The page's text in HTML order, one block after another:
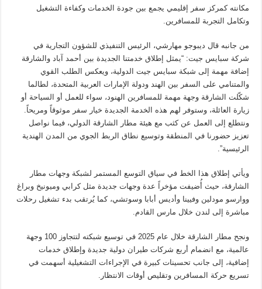
مكانته كمركز سفر إقليمي يجمع بين جودة الخدمات وكفاءة التشغيل
وتكامل التجربة للمسافرين.
من جانبه قال ديبوجو مهارشي، الرئيس التنفيذي للشؤون التجارية في
شركة سبايس جيت: “يمثل إطلاق خدمتنا الجديدة بين أحمد آباد والشارقة
إضافة مهمة إلى شبكة سبايس جيت الدولية، ويعكس الطلب القوي
والمتنامي على السفر بين الهند ودولة الإمارات العربية المتحدة، لطالما
شكّلت الشارقة وجهة مهمة للمسافرين الهنود، سواء للعمل أو السياحة أو
زيارة العائلة، وستوفر لهم هذه الخدمة الجديدة خيار سفر موثوقاً ومريحاً.
ونتطلع إلى العمل عن كثب مع هيئة مطار الشارقة الدولي، فيما نواصل
تعزيز حضورنا في المنطقة وتوسيع نطاق الربط الجوي من المدن الهندية
الرئيسية”.
ويأتي إطلاق هذا الخط في سياق التوسع المستمر لشبكة وجهات مطار
الشارقة، حيث أُضيفت مؤخراً عدة وجهات جديدة مثل كرابي وميونيخ وبراغ
ووارسو مودلين وفيينا وأديس أبابا وسوتشي، كما يُرتقب بدء تشغيل رحلات
مباشرة إلى لندن خلال مارس القادم.
ونجح مطار الشارقة خلال عام 2025 في توسيع شبكته لتتجاوز 100 وجهة
عالمية، مع انضمام أربع شركات طيران دولية جديدة وإطلاق خدمات
إضافية، إلى جانب تحسينات كبيرة في الإجراءات التشغيلية أسهمت في
تسريع حركة المسافرين وتقليص أوقات الانتظار.